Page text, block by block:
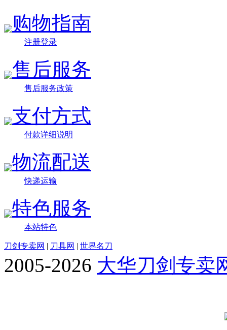
购物指南
注册登录
售后服务
售后服务政策
支付方式
付款详细说明
物流配送
快递运输
特色服务
本站特色
刀剑专卖网 | 刀具网 | 世界名刀
2005-2026 大华刀剑专卖